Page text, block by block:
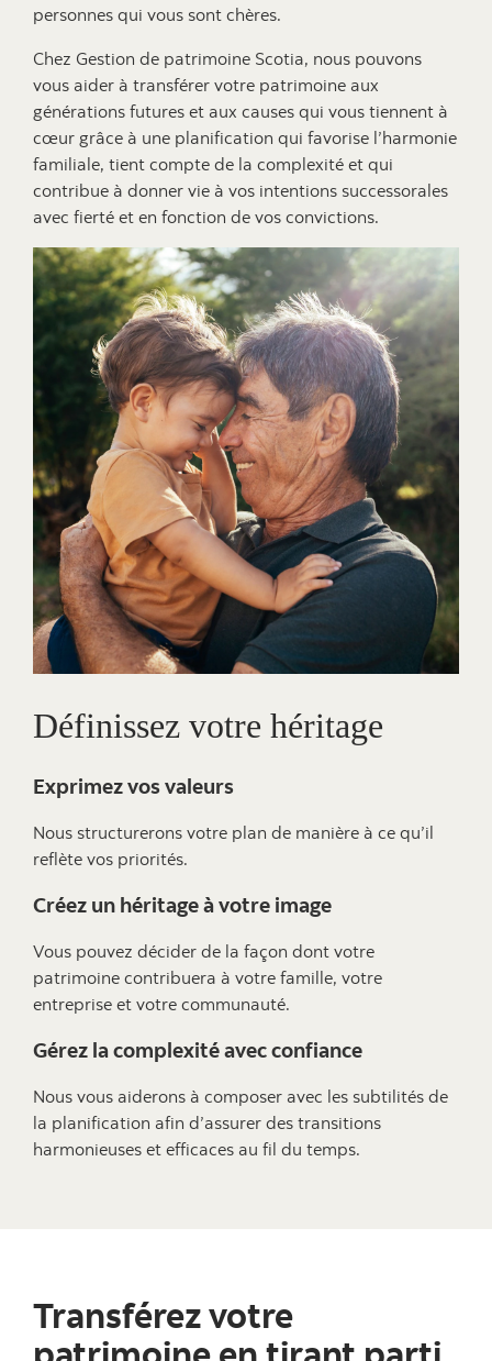
personnes qui vous sont chères.
Chez Gestion de patrimoine Scotia, nous pouvons
vous aider à transférer votre patrimoine aux
générations futures et aux causes qui vous tiennent à
cœur grâce à une planification qui favorise l’harmonie
familiale, tient compte de la complexité et qui
contribue à donner vie à vos intentions successorales
avec fierté et en fonction de vos convictions.
Définissez votre héritage
Exprimez vos valeurs
Nous structurerons votre plan de manière à ce qu’il
reflète vos priorités.
Créez un héritage à votre image
Vous pouvez décider de la façon dont votre
patrimoine contribuera à votre famille, votre
entreprise et votre communauté.
Gérez la complexité avec confiance
Nous vous aiderons à composer avec les subtilités de
la planification afin d’assurer des transitions
harmonieuses et efficaces au fil du temps.
Transférez votre